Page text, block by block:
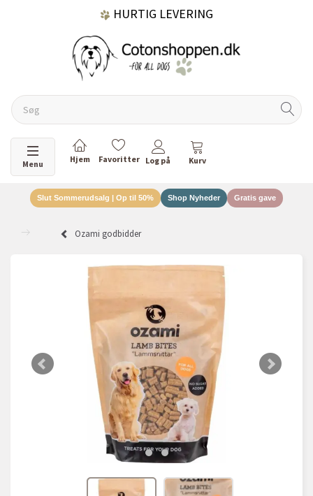
HURTIG LEVERING
60 DAGES RETURRET
Skifte navigation
Menu
Slut Sommerudsalg | Op til 50% Shop Nyheder Gratis gave
Ozami godbidder